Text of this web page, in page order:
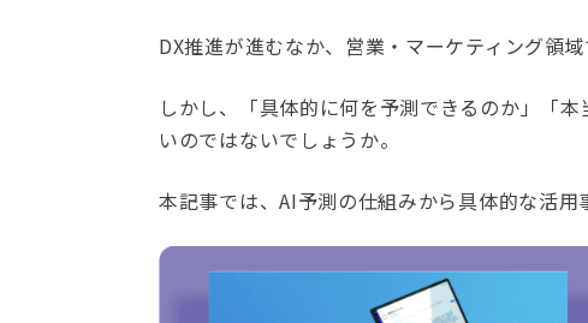
DX推進が進むなか、営業・マーケティング領
しかし、「具体的に何を予測できるのか」「
いのではないでしょうか。
本記事では、AI予測の仕組みから具体的な活用